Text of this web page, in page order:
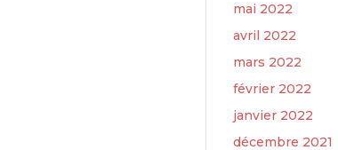
mai 2022
avril 2022
mars 2022
février 2022
janvier 2022
décembre 2021